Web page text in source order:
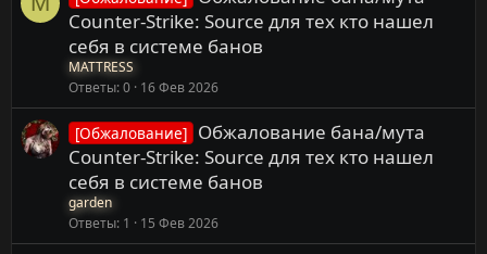
Counter-Strike: Source для тех кто нашел
себя в системе банов
MATTRESS
Ответы 0 16 Фев 2026
[Обжалование] Обжалование бана/мута
Counter-Strike: Source для тех кто нашел
себя в системе банов
garden
Ответы 1 15 Фев 2026